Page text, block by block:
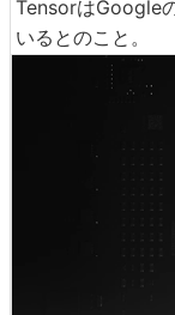
TensorはGoogle
いるとのこと。